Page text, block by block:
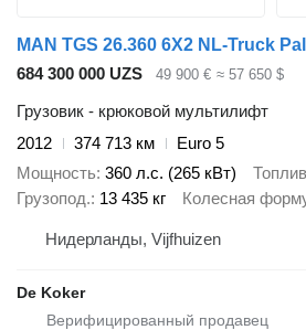
684 300 000 UZS 49 900 € ≈ 57 650 $
Грузовик - крюковой мультилифт
2012
374 713 км
Euro 5
Мощность 360 л.с. (265 кВт)
Грузопод. 13 435 кг Колесная
Нидерланды, Vijfhuizen
De Koker